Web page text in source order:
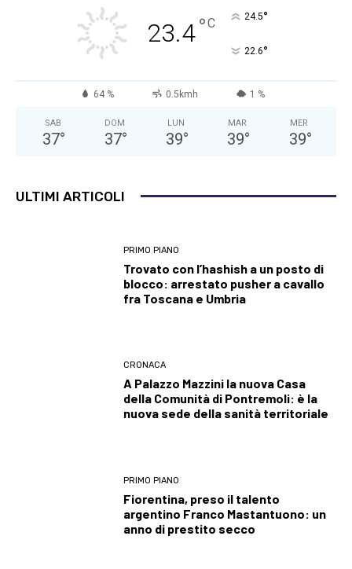
23.4°C 24.5°
22.6°
64 % 0.5kmh 1 %
SAB
37°
DOM
37°
LUN
39°
MAR
39°
MER
39°
ULTIMI ARTICOLI
PRIMO PIANO
Trovato con l’hashish a un posto di
blocco: arrestato pusher a cavallo
fra Toscana e Umbria
CRONACA
A Palazzo Mazzini la nuova Casa
della Comunità di Pontremoli: è la
nuova sede della sanità territoriale
PRIMO PIANO
Fiorentina, preso il talento
argentino Franco Mastantuono: un
anno di prestito secco